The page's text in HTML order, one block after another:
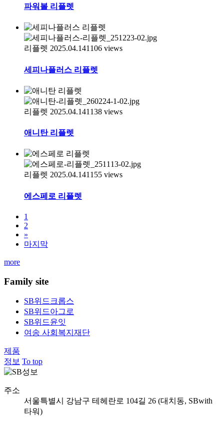
파워볼 리플렛
리플렛 2025.04.141106 views
세피나플러스 리플렛
리플렛 2025.04.141138 views
애니탄 리플렛
리플렛 2025.04.141155 views
에스페로 리플렛
1
2
»
마지막
more
Family site
SB위드크롭스
SB위드아그로
SB위드윤잇
여송 사회복지재단
제품
정보 To top
주소
서울특별시 강남구 테헤란로 104길 26 (대치동, SBwith
타워)